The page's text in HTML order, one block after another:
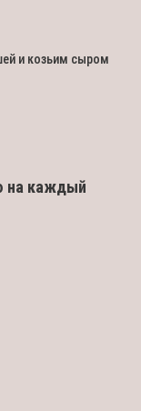
и козьим сыром
на каждый